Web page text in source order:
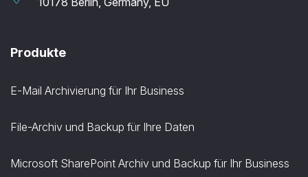
Produkte
E-Mail Archivierung für Ihr Business
File-Archiv und Backup für Ihre Daten
Microsoft SharePoint Archiv und Backup für Ihr Business